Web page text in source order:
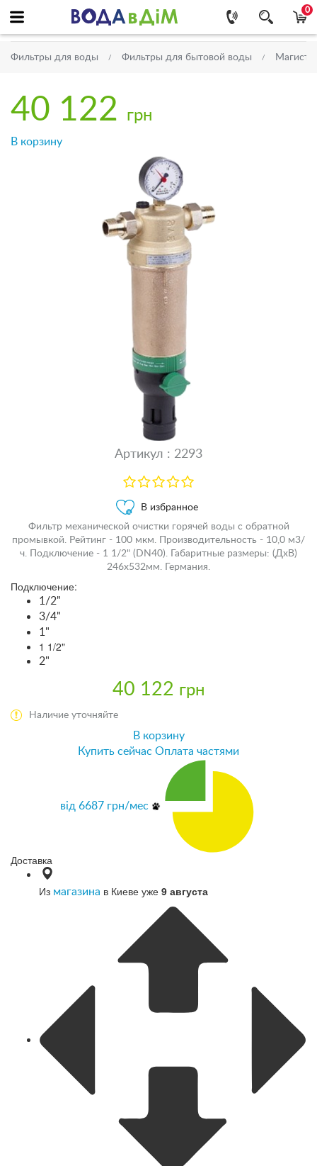
0
Фильтры для воды Фильтры для бытовой воды
40 122 грн
В корзину
Артикул : 2293
В избранное
Фильтр механической очистки горячей воды с обратной
промывкой. Рейтинг - 100 мкм. Производительность - 10,0 м3/
ч. Подключение - 1 1/2" (DN40). Габаритные размеры: (ДxВ)
246x532мм. Германия.
Подключение:
1/2"
3/4"
1"
1 1/2"
2"
40 122 грн
Наличие уточняйте
В корзину
Купить сейчас Оплата частями
від 6687грн/мес
Доставка
Из магазина в Киеве уже 9 августа